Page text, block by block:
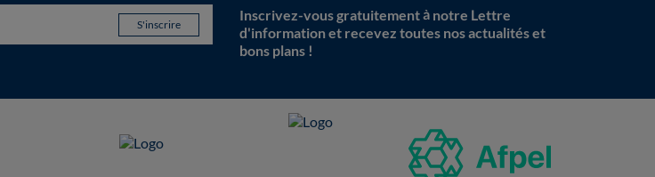
Inscrivez-vous gratuitement à notre Lettre
d'information et recevez toutes nos actualités et
bons plans !